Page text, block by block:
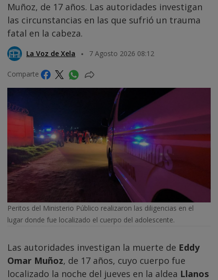
Muñoz, de 17 años. Las autoridades investigan
las circunstancias en las que sufrió un trauma
fatal en la cabeza.
La Voz de Xela 7 Agosto 2026 08:12
Comparte
Peritos del Ministerio Público realizaron las diligencias en el
lugar donde fue localizado el cuerpo del adolescente.
Las autoridades investigan la muerte de Eddy
Omar Muñoz, de 17 años, cuyo cuerpo fue
localizado la noche del jueves en la aldea Llanos